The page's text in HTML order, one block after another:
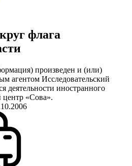
флага
произведен и (или)
агентом Исследовательский
деятельности иностранного
центр «Сова».